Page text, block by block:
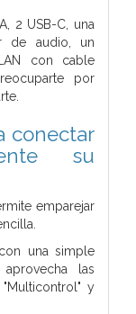
2 USB-C, una
de audio, un
con cable
por
conectar
su
emparejar
una simple
las
y